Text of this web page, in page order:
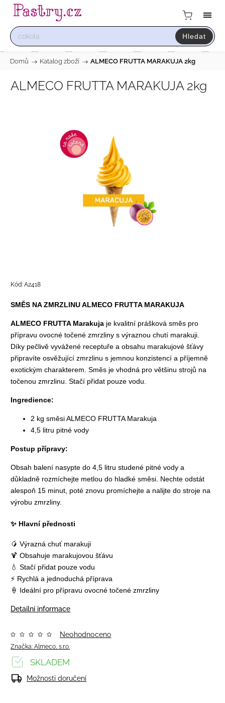
Hledat
Domů / Katalog zboží / ALMECO FRUTTA MARAKUJA 2kg
ALMECO FRUTTA MARAKUJA 2kg
Kód: A2418
SMĚS NA ZMRZLINU ALMECO FRUTTA MARAKUJA
ALMECO FRUTTA Marakuja je kvalitní prášková směs pro
přípravu ovocné točené zmrzliny s výraznou chutí marakuji.
Díky pečlivě vyvážené receptuře a obsahu marakujové šťávy
připravíte osvěžující zmrzlinu s jemnou konzistencí a příjemně
exotickým charakterem. Směs je vhodná pro většinu strojů na
točenou zmrzlinu. Stačí přidat pouze vodu.
Ingredience:
2 kg směsi ALMECO FRUTTA Marakuja
4,5 litru pitné vody
Postup přípravy:
Obsah balení nasypte do 4,5 litru studené pitné vody a
důkladně rozmíchejte metlou do hladké směsi. Nechte odstát
alespoň 15 minut, poté znovu promíchejte a nalijte do stroje na
výrobu zmrzliny.
✨ Hlavní přednosti
🥭 Výrazná chuť marakuji
🍹 Obsahuje marakujovou šťávu
💧 Stačí přidat pouze vodu
⚡ Rychlá a jednoduchá příprava
🍦 Ideální pro přípravu ovocné točené zmrzliny
Detailní informace
Značka: Almeco, s.r.o.
Neohodnoceno
SKLADEM
Možnosti doručení